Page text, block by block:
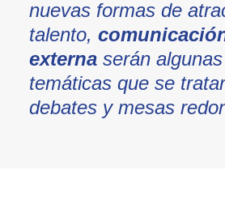
nuevas formas de
talento,
externaserán
temáticas que se
debates y mesas